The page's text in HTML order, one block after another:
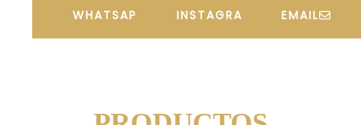
WHATSAPP INSTAGRAM EMAIL